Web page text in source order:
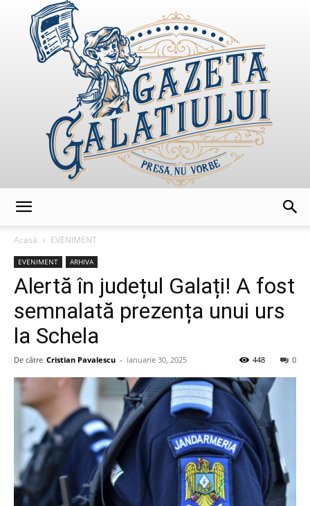
Acasă
EVENIMENT
EVENIMENT ARHIVA
Alertă în județul Galați! A fost
semnalată prezența unui urs
la Schela
De către Cristian Pavalescu - ianuarie 30, 2025 0
448